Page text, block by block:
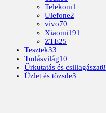
Telekom1
Ulefone2
vivo70
Xiaomi191
ZTE25
Tesztek33
Tudásvilág10
Űrkutatás és csillagászat8
Üzlet és tőzsde3